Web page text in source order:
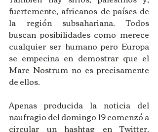
fuertemente, africanos de países de
la región subsahariana. Todos
buscan posibilidades como merece
cualquier ser humano pero Europa
se empecina en demostrar que el
Mare Nostrum no es precisamente
de ellos.
Apenas producida la noticia del
naufragio del domingo 19 comenzó a